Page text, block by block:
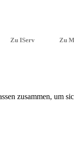
Zu IServ Zu
zusam­men, um